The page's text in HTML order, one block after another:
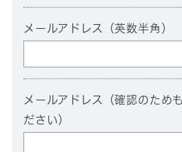
メールアドレス（英数半角）
メールアドレス（確認のため
ださい）